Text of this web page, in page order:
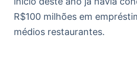
R$100 milhões em
médios restaurantes.